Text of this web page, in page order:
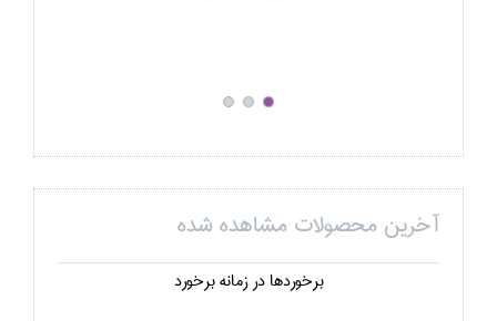
آخرین محصولات مشاهده شده
برخوردها در زمانه برخورد